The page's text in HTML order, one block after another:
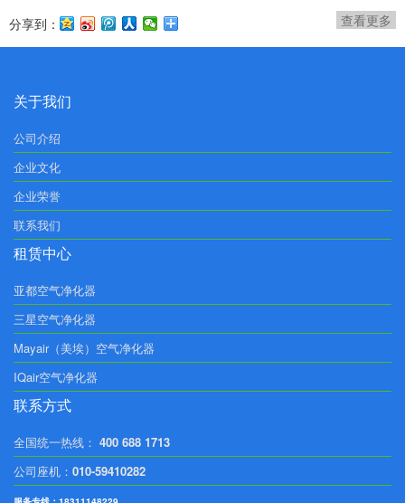
查看更多
分享到：
关于我们
公司介绍
企业文化
企业荣誉
联系我们
租赁中心
亚都空气净化器
三星空气净化器
Mayair（美埃）空气净化器
IQair空气净化器
联系方式
全国统一热线： 400 688 1713
公司座机： 010-59410282